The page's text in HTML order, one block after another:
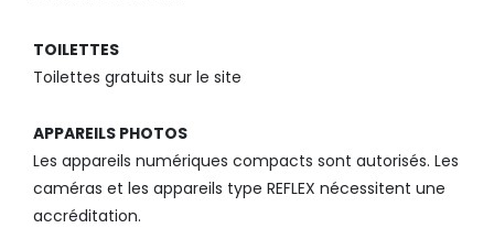
TOILETTES
Toilettes gratuits sur le site
APPAREILS PHOTOS
Les appareils numériques compacts sont autorisés. Les
caméras et les appareils type REFLEX nécessitent une
accréditation.